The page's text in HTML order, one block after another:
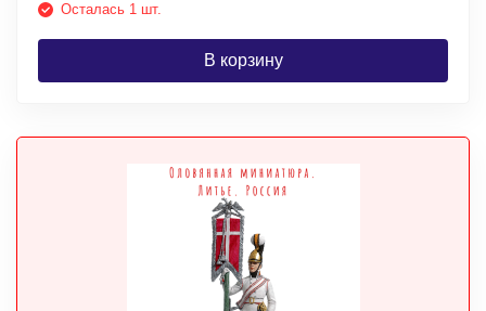
Осталась 1 шт.
В корзину